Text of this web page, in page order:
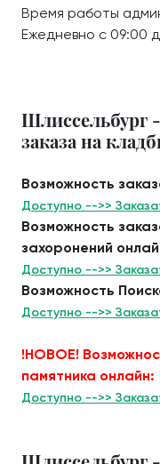
Время работы
Ежедневно с 09:00
Шлиссельбург
заказа на
Возможность
Доступно -->>
Возможность
захоронений
Доступно -->>
Возможность
Доступно -->>
!НОВОЕ!
памятника онлайн:
Доступно -->>